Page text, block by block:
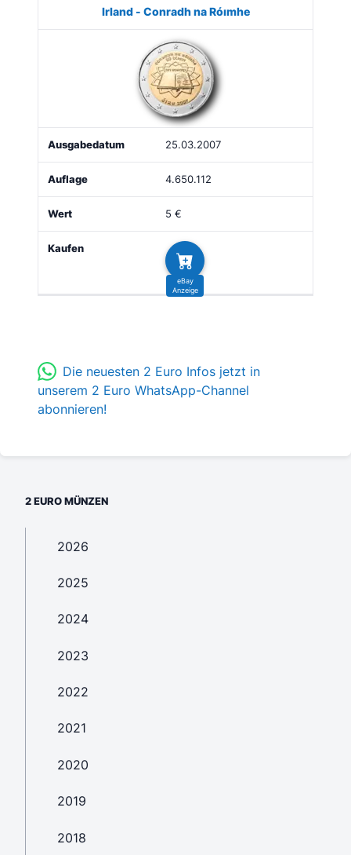
Irland - Conradh na Róımhe
25.03.2007
4.650.112
5 €
Die neuesten 2 Euro Infos jetzt in
unserem 2 Euro WhatsApp-Channel
abonnieren!
2 EURO MÜNZEN
2026
2025
2024
2023
2022
2021
2020
2019
2018